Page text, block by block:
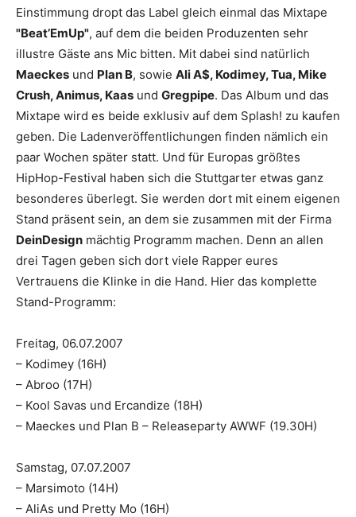
Einstimmung dropt das Label gleich einmal das Mixtape
"Beat’EmUp", auf dem die beiden Produzenten sehr
illustre Gäste ans Mic bitten. Mit dabei sind natürlich
Maeckes und Plan B, sowie Ali A$, Kodimey, Tua, Mike
Crush, Animus, Kaas und Gregpipe. Das Album und das
Mixtape wird es beide exklusiv auf dem Splash! zu kaufen
geben. Die Ladenveröffentlichungen finden nämlich ein
paar Wochen später statt. Und für Europas größtes
HipHop-Festival haben sich die Stuttgarter etwas ganz
besonderes überlegt. Sie werden dort mit einem eigenen
Stand präsent sein, an dem sie zusammen mit der Firma
DeinDesign mächtig Programm machen. Denn an allen
drei Tagen geben sich dort viele Rapper eures
Vertrauens die Klinke in die Hand. Hier das komplette
Stand-Programm:
Freitag, 06.07.2007
– Kodimey (16H)
– Abroo (17H)
– Kool Savas und Ercandize (18H)
– Maeckes und Plan B – Releaseparty AWWF (19.30H)
Samstag, 07.07.2007
– Marsimoto (14H)
– AliAs und Pretty Mo (16H)